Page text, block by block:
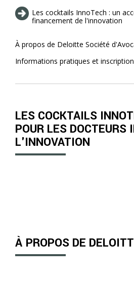
Les cocktails InnoTech : un
financement de l'innovation
À propos de Deloitte Société
Informations pratiques et
LES COCKTAILS
POUR LES DOCTEURS
L'INNOVATION
À PROPOS DE